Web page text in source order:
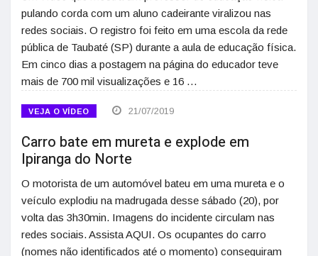
pulando corda com um aluno cadeirante viralizou nas
redes sociais. O registro foi feito em uma escola da rede
pública de Taubaté (SP) durante a aula de educação física.
Em cinco dias a postagem na página do educador teve
mais de 700 mil visualizações e 16 …
VEJA O VÍDEO 21/07/2019
Carro bate em mureta e explode em
Ipiranga do Norte
O motorista de um automóvel bateu em uma mureta e o
veículo explodiu na madrugada desse sábado (20), por
volta das 3h30min. Imagens do incidente circulam nas
redes sociais. Assista AQUI. Os ocupantes do carro
(nomes não identificados até o momento) conseguiram